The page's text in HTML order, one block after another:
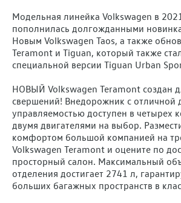
Модельная линейка Volkswagen в
пополнилась долгожданными
Новым Volkswagen Taos, а также
Teramont и Tiguan, который также
специальной версии Tiguan Urban
НОВЫЙ Volkswagen Teramont создан
свершений! Внедорожник с отличной
управляемостью доступен в четырех
двумя двигателями на выбор.
комфортом большой компанией на
Volkswagen Teramont и оцените по
просторный салон. Максимальный
отделения достигает 2741 л,
больших багажных пространств в